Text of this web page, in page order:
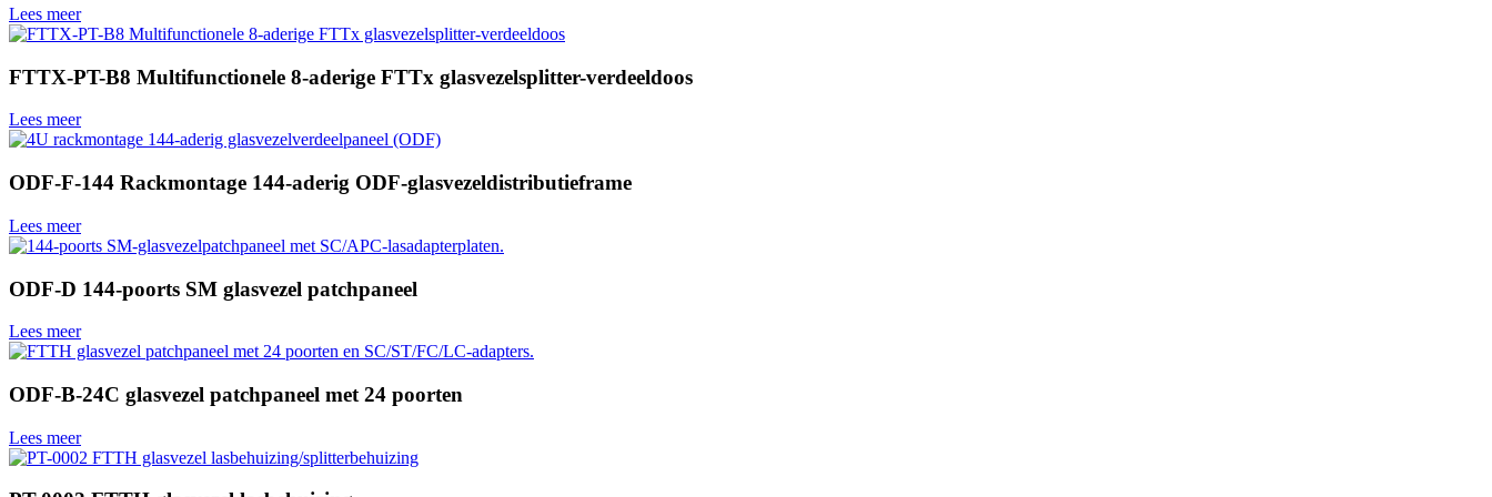
Lees meer
FTTX-PT-B8 Multifunctionele 8-aderige FTTx glasvezelsplitter-verdeeldoos
Lees meer
ODF-F-144 Rackmontage 144-aderig ODF-glasvezeldistributieframe
Lees meer
ODF-D 144-poorts SM glasvezel patchpaneel
Lees meer
ODF-B-24C glasvezel patchpaneel met 24 poorten
Lees meer